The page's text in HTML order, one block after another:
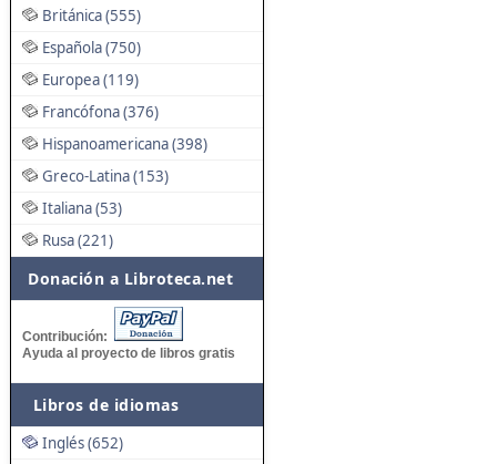
Británica (555)
Española (750)
Europea (119)
Francófona (376)
Hispanoamericana (398)
Greco-Latina (153)
Italiana (53)
Rusa (221)
Donación a Libroteca.net
Contribución:
Ayuda al proyecto de libros gratis
Libros de idiomas
Inglés (652)